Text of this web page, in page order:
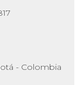
- Colombia